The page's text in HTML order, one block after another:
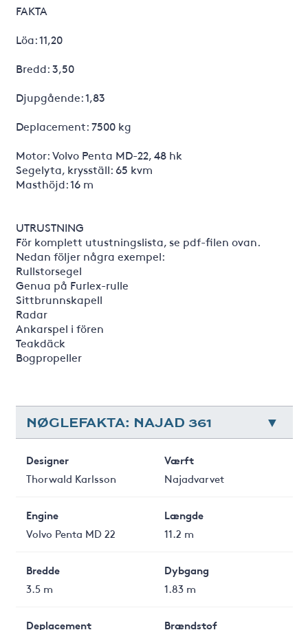
FAKTA
Löa: 11,20
Bredd: 3,50
Djupgående: 1,83
Deplacement: 7500 kg
Motor: Volvo Penta MD-22, 48 hk
Segelyta, krysställ: 65 kvm
Masthöjd: 16 m
UTRUSTNING
För komplett utustningslista, se pdf-filen ovan.
Nedan följer några exempel:
Rullstorsegel
Genua på Furlex-rulle
Sittbrunnskapell
Radar
Ankarspel i fören
Teakdäck
Bogpropeller
NØGLEFAKTA: NAJAD 361
Designer
Thorwald Karlsson
Værft
Najadvarvet
Engine
Volvo Penta MD 22
Længde
11.2 m
Bredde
3.5 m
Dybgang
1.83 m
Deplacement Brændstof